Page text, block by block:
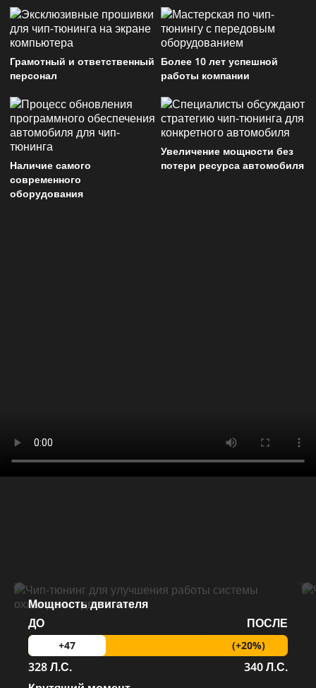
Грамотный и ответственный
персонал
Более 10 лет успешной
работы компании
Наличие самого
современного
оборудования
Увеличение мощности без
потери ресурса автомобиля
Мощность двигателя
ДО
ПОСЛЕ
+47 (+20%)
328 Л.С.
340 Л.С.